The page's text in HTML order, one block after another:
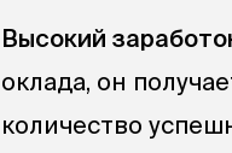
Высокий
оклада, он
количество